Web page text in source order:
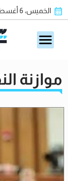
الخميس، 6 أغسطس 2026
موازنة